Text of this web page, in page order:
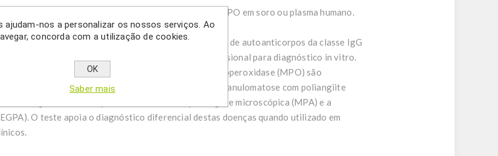
de autoanticorpos da classe IgG contra PR3 e MPO em soro ou plasma humano.
é um sistema de teste ELISA para a medição qualitativa de autoanticorpos da classe IgG
Este produto destina-se exclusivamente a uso profissional para diagnóstico in vitro.
dirigidos contra a proteinase 3 (PR3) ou a mieloperoxidase (MPO) são
a ANCA. A PR3 é o antigénio de referência na granulomatose com poliangiite
de Wegener). A MPO permite diferenciar a poliangiite microscópica (MPA) e a
O teste apoia o diagnóstico diferencial destas doenças quando utilizado em
ajudam-nos a personalizar os nossos serviços. Ao
concorda com a utilização de cookies.
OK
Saber mais